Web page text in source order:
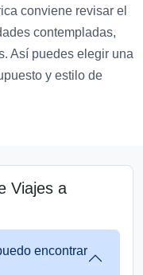
conviene revisar el
contempladas,
Así puedes elegir una
y estilo de
Viajes a
encontrar